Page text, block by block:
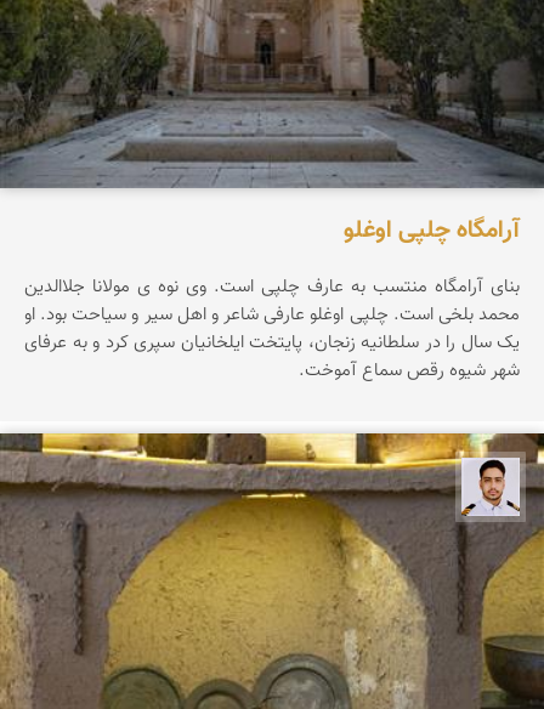
آرامگاه چلپی اوغلو
بنای آرامگاه منتسب به عارف چلپی است. وی نوه ی مولانا جلاالدین
محمد بلخی است. چلپی اوغلو عارفی شاعر و اهل سیر و سیاحت بود. او
یک سال را در سلطانیه زنجان، پایتخت ایلخانیان سپری کرد و به عرفای
شهر شیوه رقص سماع آموخت.
سعید جواهری